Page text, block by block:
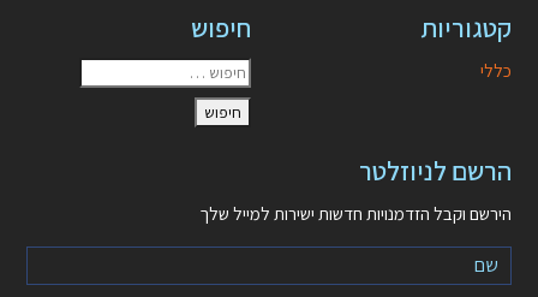
קטגוריות
כללי
חיפוש
הרשם לניוזלטר
הירשם וקבל הזדמנויות חדשות ישירות למייל שלך